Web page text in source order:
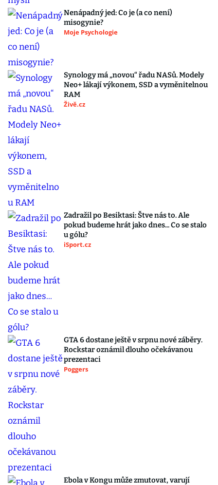
Nenápadný jed: Co je (a co není)
misogynie?
Moje Psychologie
Synology má „novou“ řadu NASů. Modely
Neo+ lákají výkonem, SSD a vyměnitelnou
RAM
Živě.cz
Zadražil po Besiktasi: Štve nás to. Ale
pokud budeme hrát jako dnes... Co se stalo
u gólu?
iSport.cz
GTA 6 dostane ještě v srpnu nové záběry.
Rockstar oznámil dlouho očekávanou
prezentaci
Poggers
Ebola v Kongu může zmutovat, varují